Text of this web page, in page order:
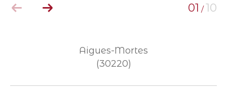
01 /10
Aigues-Mortes
(30220)